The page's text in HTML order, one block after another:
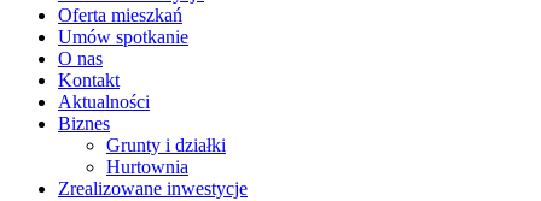
Oferta mieszkań
Umów spotkanie
O nas
Kontakt
Aktualności
Biznes
Grunty i działki
Hurtownia
Zrealizowane inwestycje